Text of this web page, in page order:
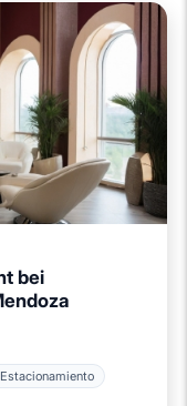
bei
Estacionamiento